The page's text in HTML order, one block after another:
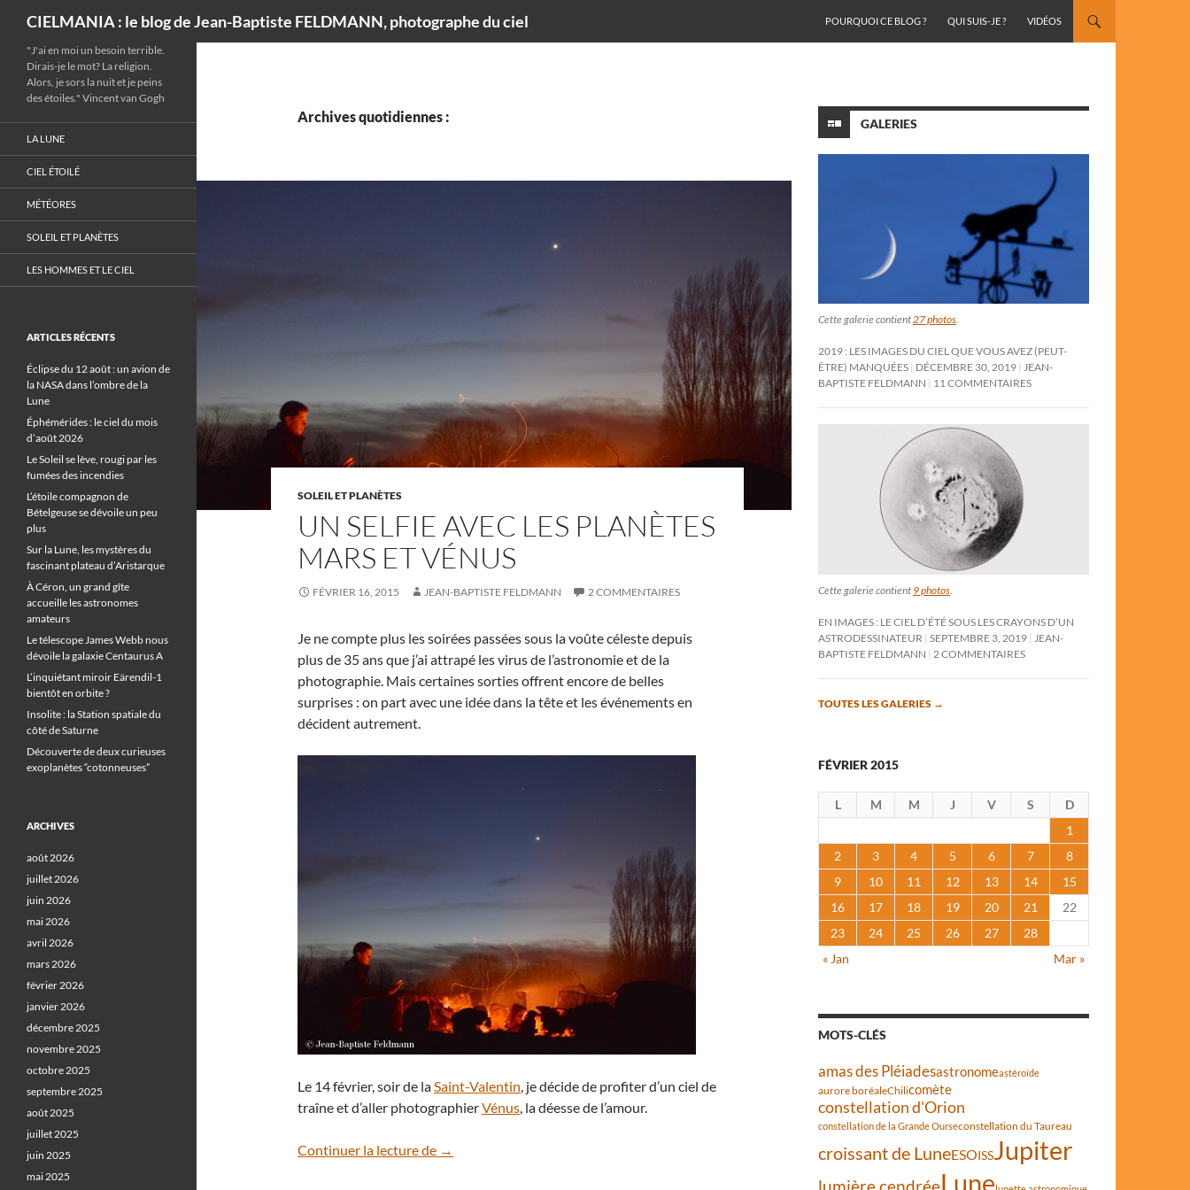
CIELMANIA : le blog de Jean-Baptiste FELDMANN, photographe du ciel
POURQUOI CE BLOG ?
QUI SUIS-JE ? VIDÉOS
Archives quotidiennes :
SOLEIL ET PLANÈTES
UN SELFIE AVEC LES PLANÈTES
MARS ET VÉNUS
FÉVRIER 16, 2015 JEAN-BAPTISTE FELDMANN 2 COMMENTAIRES
Je ne compte plus les soirées passées sous la voûte céleste depuis
plus de 35 ans que j’ai attrapé les virus de l’astronomie et de la
photographie. Mais certaines sorties offrent encore de belles
surprises : on part avec une idée dans la tête et les événements en
décident autrement.
Le 14 février, soir de laSaint-Valentin, je décide de profiter d’un ciel de
traîne et d’aller photographierVénus, la déesse de l’amour.
Continuer la lecture de Un selfie avec les planètes Mars et Vénus
→
GALERIES
Cette galerie contient27 photos.
2019 : LES IMAGES DU CIEL QUE VOUS AVEZ (PEUT-
ÊTRE) MANQUÉES DÉCEMBRE 30, 2019 JEAN-
BAPTISTE FELDMANN
11 COMMENTAIRES
Cette galerie contient 9 photos
EN IMAGES : LE CIEL D’ÉTÉ SOUS LES CRAYONS D’UN
ASTRODESSINATEUR SEPTEMBRE 3, 2019
JEAN-
BAPTISTE FELDMANN
2 COMMENTAIRES
TOUTES LES GALERIES →
FÉVRIER 2015
L M M J V S
D
1
2
3 4 5 6 7
8
9
10 11 12 13 14
15
16
17 18 19 20 21
22
23
24 25 26 27
28
« Jan
Mar »
MOTS-CLÉS
amas des Pléiadesastronomeastéroïde
aurore boréaleChilicomète
constellation d'Orion
constellation de la Grande Ourseconstellation du Taureau
croissant de LuneESOISSJupiter
lumière cendréeLune
"J'ai en moi un besoin terrible.
Dirais-je le mot? La religion.
Alors, je sors la nuit et je peins
des étoiles." Vincent van Gogh
LA LUNE
CIEL ÉTOILÉ
MÉTÉORES
SOLEIL ET PLANÈTES
LES HOMMES ET LE CIEL
ARTICLES RÉCENTS
Éclipse du 12 août : un avion de
la NASA dans l’ombre de la
Lune
Éphémérides : le ciel du mois
d’août 2026
Le Soleil se lève, rougi par les
fumées des incendies
L’étoile compagnon de
Bételgeuse se dévoile un peu
plus
Sur la Lune, les mystères du
fascinant plateau d’Aristarque
À Céron, un grand gîte
accueille les astronomes
amateurs
Le télescope James Webb nous
dévoile la galaxie Centaurus A
L’inquiétant miroir Eärendil-1
bientôt en orbite ?
Insolite : la Station spatiale du
côté de Saturne
Découverte de deux curieuses
exoplanètes “cotonneuses”
ARCHIVES
août 2026
juillet 2026
juin 2026
mai 2026
avril 2026
mars 2026
février 2026
janvier 2026
décembre 2025
novembre 2025
octobre 2025
septembre 2025
août 2025
juillet 2025
juin 2025
mai 2025